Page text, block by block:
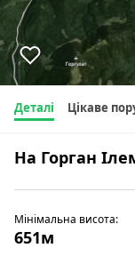
Деталі Цікаве
На Горган
Мінімальна висота:
651м